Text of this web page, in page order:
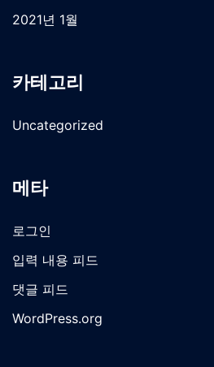
2021년 1월
카테고리
Uncategorized
메타
로그인
입력 내용 피드
댓글 피드
WordPress.org